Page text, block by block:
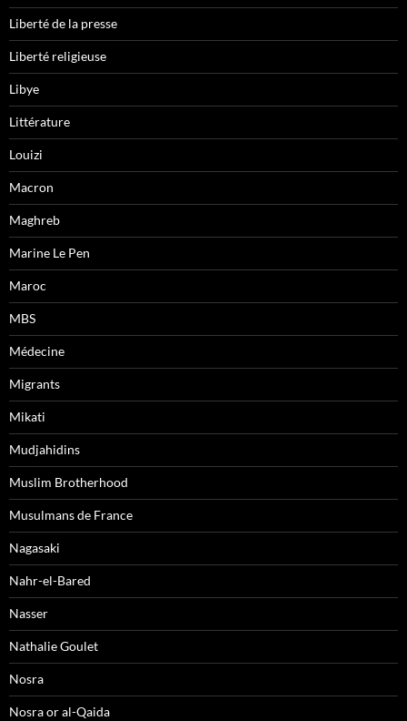
Liberté de la presse
Liberté religieuse
Libye
Littérature
Louizi
Macron
Maghreb
Marine Le Pen
Maroc
MBS
Médecine
Migrants
Mikati
Mudjahidins
Muslim Brotherhood
Musulmans de France
Nagasaki
Nahr-el-Bared
Nasser
Nathalie Goulet
Nosra
Nosra or al-Qaida